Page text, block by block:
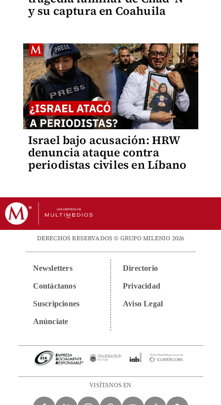
y su captura en Coahuila
Israel bajo acusación: HRW
denuncia ataque contra
periodistas civiles en Líbano
DERECHOS RESERVADOS © GRUPO MILENIO 2026
Newsletters
Contáctanos
Suscripciones
Anúnciate
Directorio
Privacidad
Aviso Legal
VISÍTANOS EN